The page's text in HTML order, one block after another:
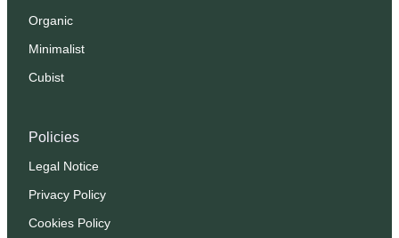
Organic
Minimalist
Cubist
Policies
Legal Notice
Privacy Policy
Cookies Policy